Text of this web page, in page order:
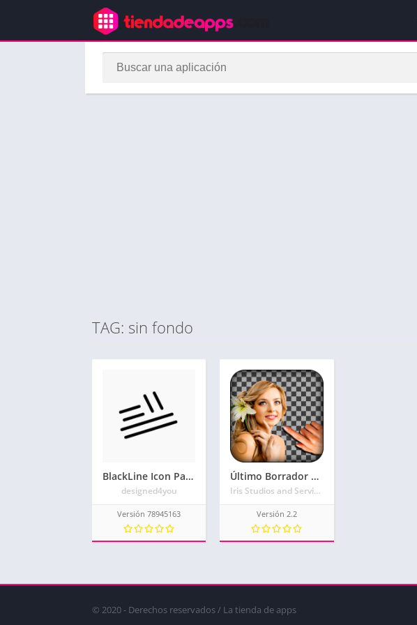
TAG: sin fondo
BlackLine Icon Pack
designed4you
Versión 78945163
Último Borrador de fondos
Iris Studios and Services
Versión 2.2
© 2020 - Derechos reservados / La tienda de apps